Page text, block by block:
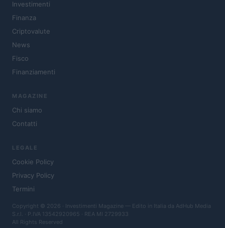
Investimenti
Finanza
Criptovalute
News
Fisco
Finanziamenti
MAGAZINE
Chi siamo
Contatti
LEGALE
Cookie Policy
Privacy Policy
Termini
Copyright © 2026 · Investimenti Magazine — Edito in Italia da AdHub Media
S.r.l. · P.IVA 13542920965 · REA MI 2729933
All Rights Reserved